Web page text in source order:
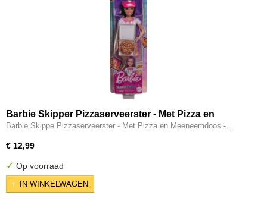
Barbie Skipper Pizzaserveerster - Met Pizza en
Meeneemdoos
Barbie Skippe Pizzaserveerster - Met Pizza en Meeneemdoos -…
€ 12,99
✓ Op voorraad
IN WINKELWAGEN